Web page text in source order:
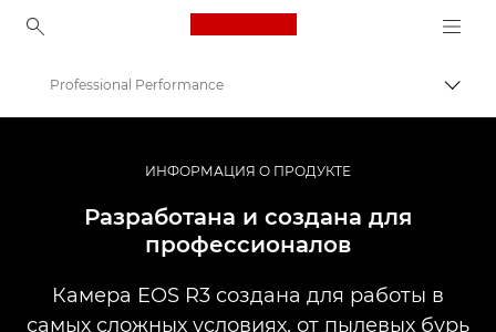
Canon Logo, back to
Цифровые камеры
EOS R3
Professional Performance
ИНФОРМАЦИЯ О ПРОДУКТЕ
Разработана и создана для
профессионалов
Камера EOS R3 создана для работы в
самых сложных условиях, от пылевых бурь